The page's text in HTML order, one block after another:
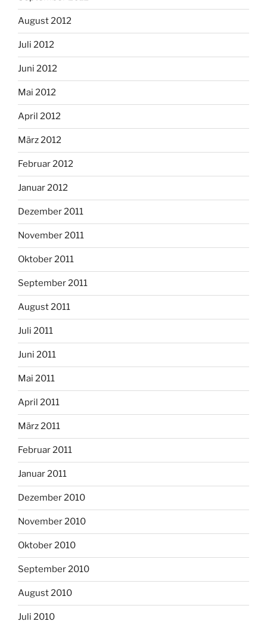
August 2012
Juli 2012
Juni 2012
Mai 2012
April 2012
März 2012
Februar 2012
Januar 2012
Dezember 2011
November 2011
Oktober 2011
September 2011
August 2011
Juli 2011
Juni 2011
Mai 2011
April 2011
März 2011
Februar 2011
Januar 2011
Dezember 2010
November 2010
Oktober 2010
September 2010
August 2010
Juli 2010